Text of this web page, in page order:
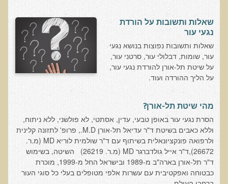
מערכת החיסון של העור, חשיפה לשמש ומקדמי הגנה מהשמש
קרצינומה מסוג SCC
מלנומה
נגע שטוח מחוספס, קראטוזות סולאריות, קרצינומה מסוג BCC
קראטוזות סבוראיות
מהו נגע ועל שיטת תל-אורן להורדת נגעי עור
ביופסיה
האם צריך להוריד נגעי עור גם לילדים ותינוקות
שאלות ותשובות על הורדת
נגעי עור
שאלות ותשובות נפוצות בנושא נגעי
עור, שומות, דבלולי עור, סרטני עור,
על שיטת תל-אורן להורדת נגעי עור,
על הליך ההורדה ועוד.
מהי שיטת תל-אורן?
הסרת נגעי עור באופן טבעי, עדין, אסתטי, לא פולשני, ללא ניתוח,
וללא כאבים בשיטת ד"ר עדיאל תל-אורן M.D., פרופ' לתזונה קלינית
ולרפואה פונקציונאלית בשיתוף עם ד"ר שולמית לוריא MD (מ.ר.
26672),ד"ר אייל גולדברגר MD (מ.ר. 26219) השיטה, בשימוש
ד"ר תל-אורן בארה"ב מ-1989 ובישראל החל מ-1999, מוכרת
כבטוחה ואפקטיבית עם עשרות אלפי מטופלים בעלי כל סוגי העור